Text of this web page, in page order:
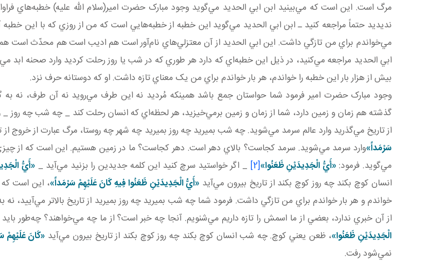
مرگ است. اين است که مي‌بينيد ابن ابي الحديد مي‌گويد وجود مبارک حضرت امير(سلام الله عليه) خطبه‌هاي
نديديد حتماً مراجعه کنيد ـ ابن ابي الحديد مي‌گويد اين خطبه از خطبه‌هايي است که من از روزي که با اين خطبه
مي‌خواندم براي من تازگي داشت. اين ابي الحديد از آن معتزلي‌هاي نام‌آور است هم اديب است هم محدّث است
ابي الحديد مراجعه مي‌کنيد، در ذيل اين خطبه‌اي که دارد هر طوري که در شب يا روز رحلت کرديد وارد صحنه
بيش از هزار بار اين خطبه را خواندم، هر بار خواندم براي من يک معناي تازه داشت. او که دوستانه حرف نزد.
وجود مبارک حضرت امير فرمود شما حواستان جمع باشد همين­که مُرديد نه اين طرف مي‌رويد نه آن طرف، نه به
گذشته هم زمان و زمين دارد، شما از زمان و زمين برمي‌خيزيد، هر لحظه‌اي که انسان رحلت کند _ چه شب چه روز _
از تاريخ مي‌گذريد وارد عالم سرمد مي‌شويد. چه شب بميريد چه روز بميريد چه شهر چه روستا، مرگ عبارت از خروج
سَرْمَداً»وارد سرمد مي‌شويد. سرمد کجاست؟ بالاي دهر است. دهر کجاست؟ ما در زمين هستيم. اين است که از چيزي
مي‌گويد. فرمود:«أَيُّ الْجَدِيدَيْنِ ظَعَنُوا»[2] _ اگر خواستيد سرچ کنيد اين کلمه جديدين را بزنيد مي‌آيد _ «أَيُّ
انسان کوچ بکند چه روز کوچ بکند از تاريخ بيرون مي‌آيد «أَيُّ الْجَدِيدَيْنِ ظَعَنُوا فِيهِ كَانَ‏ عَلَيْهِمْ‏ سَرْمَداً»، اين است که
خواندم و هر بار خواندم براي من تازگي داشت. فرمود شما چه شب بميريد چه روز بميريد از تاريخ بالاتر مي‌آييد،
از آن خبري ندارد، بعضي از ما اسمش را تازه داريم مي‌شنويم. آنجا چه خبر است؟ از ما چه مي‌خواهند؟ چه‌طور بايد
الْجَدِيدَيْنِ ظَعَنُوا»، ظعن يعني کوچ. چه شب انسان کوچ بکند چه روز کوچ بکند از تاريخ بيرون مي‌آيد «كَانَ‏ عَلَيْهِمْ‏
نمي‌شود رفت.